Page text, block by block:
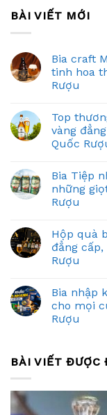
BÀI VIẾT MỚI
Bia craft
tinh hoa
Rượu
Top
vàng
Quốc
Bia Tiệp
những
Rượu
Hộp quà
đẳng
Rượu
Bia nhập
cho mọi
Rượu
BÀI VIẾT ĐƯỢC